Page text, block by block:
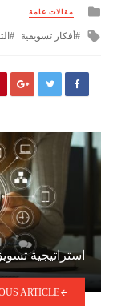
Posted
مقالات عامة
Tagged
أفكار تسويقية
استراتيجية
ARTICLE